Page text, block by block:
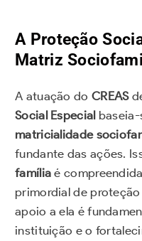
A Proteção
Matriz
A atuação do CREAS
Social Especialbaseia-
matricialidade
fundante das ações.
família é
primordial de
apoio a ela é
instituição e o